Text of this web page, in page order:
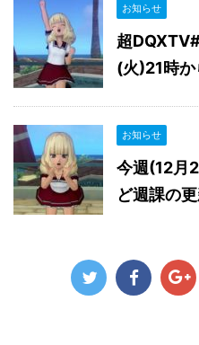
お知らせ
超
(火)21時
お知らせ
今週(12月
ど週課の